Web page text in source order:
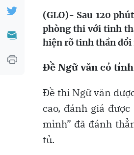
(GLO)- Sau 120
phòng thi với tinh
hiện rõ tinh thần đổi
Đề Ngữ văn có
Đề thi Ngữ văn
cao, đánh giá
mình” đã đánh
tủ.